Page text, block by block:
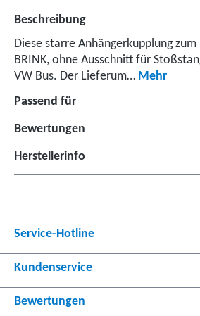
Beschreibung
Diese starre Anhängerkupplung
BRINK, ohne Ausschnitt für
VW Bus. Der Lieferum… Mehr
Passend für
Bewertungen
Herstellerinfo
Service-Hotline
Kundenservice
Bewertungen